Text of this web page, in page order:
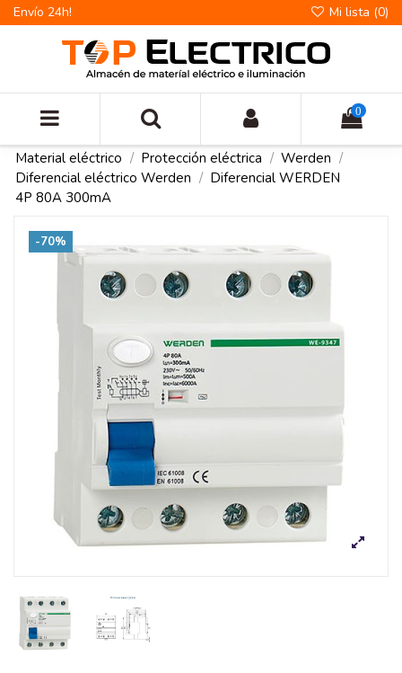
Envío 24h! Mi lista (0)
0
Material eléctrico Protección eléctrica
Werden
Diferencial eléctrico Werden
Diferencial WERDEN
4P 80A 300mA
-70%